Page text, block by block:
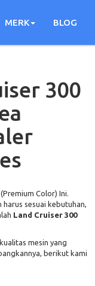
MERK BLOG
300
Color) Ini.
sesuai kebutuhan,
Land Cruiser 300
mesin yang
berikut kami